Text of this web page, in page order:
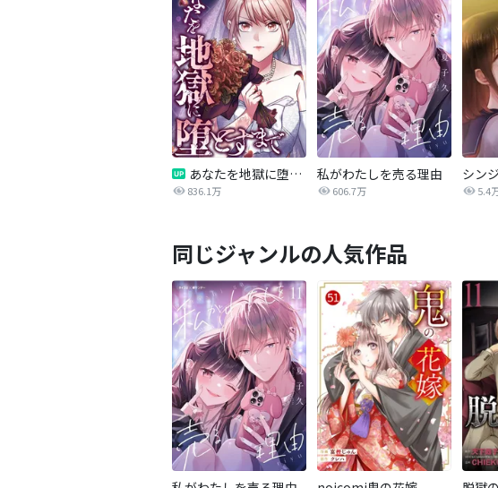
あなたを地獄に堕とすまで
836.1万
私がわたしを売る理由
606.7万 5.4
同じジャンルの人気作品